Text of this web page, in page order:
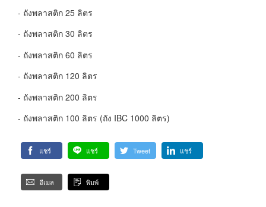
- ถังพลาสติก 25 ลิตร
- ถังพลาสติก 30 ลิตร
- ถังพลาสติก 60 ลิตร
- ถังพลาสติก 120 ลิตร
- ถังพลาสติก 200 ลิตร
- ถังพลาสติก 100 ลิตร (ถัง IBC 1000 ลิตร)
แชร์ แชร์ Tweet แชร์
อีเมล พิมพ์